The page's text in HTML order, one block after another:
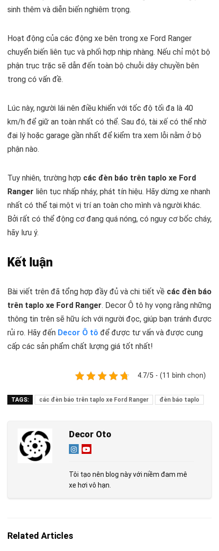
sinh thêm và diễn biến nghiêm trọng.
Hoạt động của các động xe bên trong xe Ford Ranger
chuyển biến liên tục và phối hợp nhịp nhàng. Nếu chỉ một bộ
phận trục trặc sẽ dẫn đến toàn bộ chuỗi dây chuyền bên
trong có vấn đề.
Lúc này, người lái nên điều khiển với tốc độ tối đa là 40
km/h để giữ an toàn nhất có thể. Sau đó, tài xế có thể nhờ
đại lý hoặc garage gần nhất để kiểm tra xem lỗi nằm ở bộ
phận nào.
Tuy nhiên, trường hợp các đèn báo trên taplo xe Ford
Ranger liên tục nhấp nháy, phát tín hiệu. Hãy dừng xe nhanh
nhất có thể tại một vị trí an toàn cho mình và người khác.
Bởi rất có thể động cơ đang quá nóng, có nguy cơ bốc cháy,
hãy lưu ý.
Kết luận
Bài viết trên đã tổng hợp đầy đủ và chi tiết về các đèn báo
trên taplo xe Ford Ranger. Decor Ô tô hy vọng rằng những
thông tin trên sẽ hữu ích với người đọc, giúp bạn tránh được
rủi ro. Hãy đến Decor Ô tô để được tư vấn và được cung
cấp các sản phẩm chất lượng giá tốt nhất!
4.7/5 - (11 bình chọn)
TAGS: các đèn báo trên taplo xe Ford Ranger đèn báo taplo
Decor Oto
Tôi tạo nên blog này với niềm đam mê
xe hơi vô hạn.
Related Articles